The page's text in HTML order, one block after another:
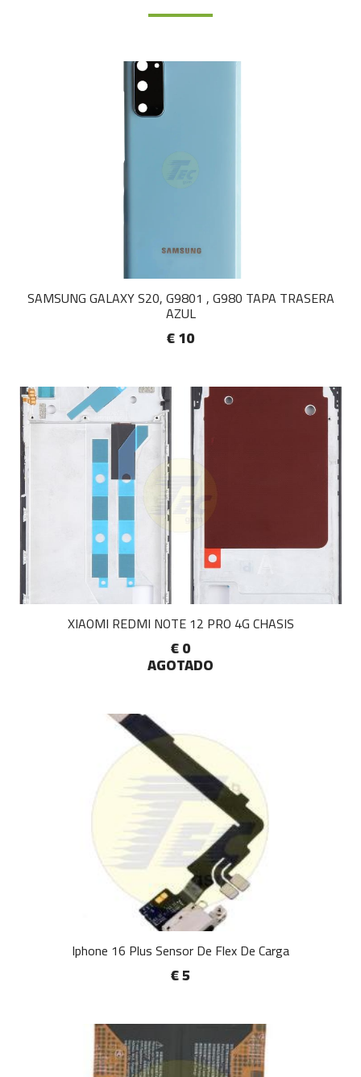
SAMSUNG GALAXY S20, G9801 , G980 TAPA TRASERA
AZUL
€ 10
XIAOMI REDMI NOTE 12 PRO 4G CHASIS
€ 0
AGOTADO
Iphone 16 Plus Sensor De Flex De Carga
€ 5